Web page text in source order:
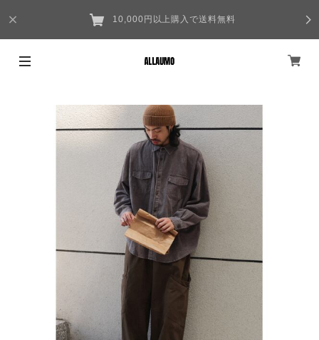
10,000円以上購入で送料無料